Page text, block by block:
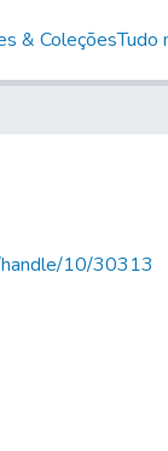
& ColeçõesTudo
10/30313